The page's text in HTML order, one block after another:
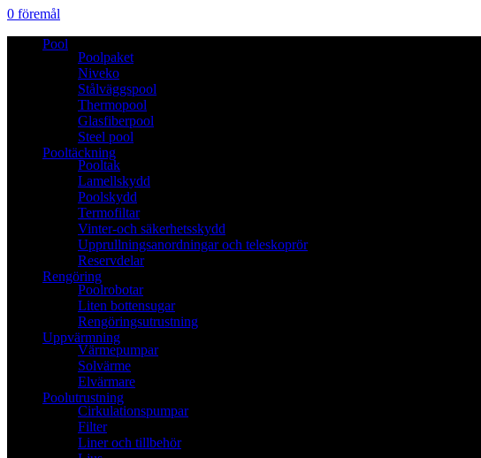
0 föremål
Pool
Poolpaket
Niveko
Stålväggspool
Thermopool
Glasfiberpool
Steel pool
Pooltäckning
Pooltak
Lamellskydd
Poolskydd
Termofiltar
Vinter-och säkerhetsskydd
Upprullningsanordningar och teleskoprör
Reservdelar
Rengöring
Poolrobotar
Liten bottensugar
Rengöringsutrustning
Uppvärmning
Värmepumpar
Solvärme
Elvärmare
Poolutrustning
Cirkulationspumpar
Filter
Liner och tillbehör